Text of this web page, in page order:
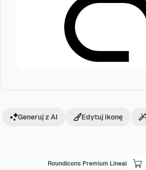
Roundicons Premium Lineal
Generuj z AI Edytuj ikonę